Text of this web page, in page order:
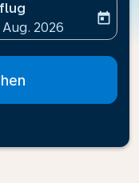
labelreturn-date-
Aug. 2026
today